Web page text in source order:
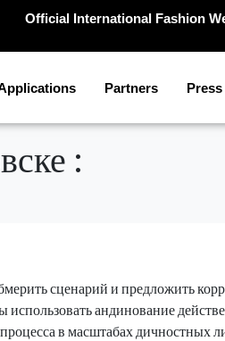
Official International Fashion
Partners
:
сценарий и предложить
андинование
в масштабах дичностных